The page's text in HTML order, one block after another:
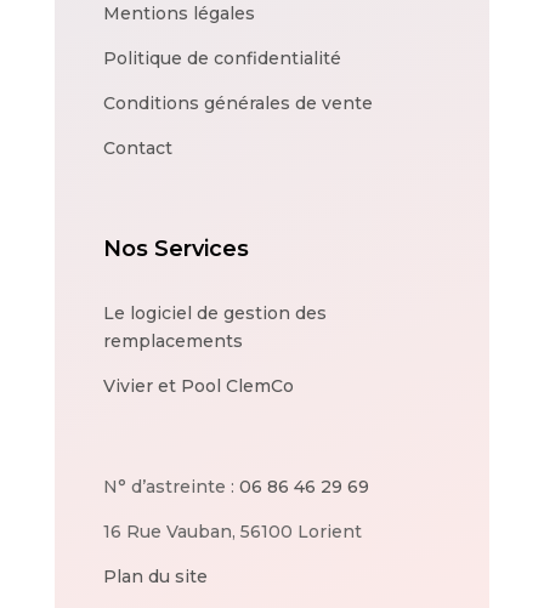
Mentions légales
Politique de confidentialité
Conditions générales de vente
Contact
Nos Services
Le logiciel de gestion des
remplacements
Vivier et Pool ClemCo
N° d’astreinte : 06 86 46 29 69
16 Rue Vauban, 56100 Lorient
Plan du site